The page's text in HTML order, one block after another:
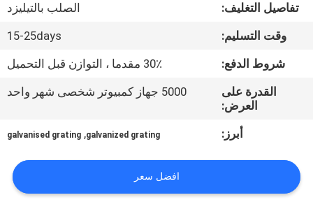
مراقبة
الجودة
اتصل
اطلب
اقتباس
تفاصيل التغليف:
الصلب بالتيليزد
وقت التسليم:
15-25days
شروط الدفع:
30٪ مقدما ، التوازن قبل التحميل
القدرة على
العرض:
5000 جهاز كمبيوتر شخصى شهر واحد
أبرز: galvanized grating
,
galvanised grating
افضل سعر